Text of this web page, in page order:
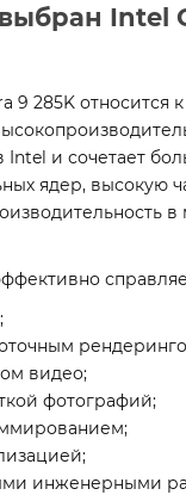
Intel
9 285K относится
Intel и сочетает
ядер, высокую
в
видео;
фотографий;
инженерными